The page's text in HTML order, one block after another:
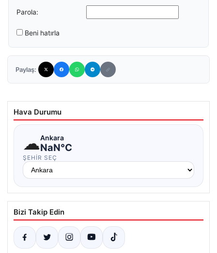
Parola:
Beni hatırla
Paylaş:
Hava Durumu
☁Ankara
NaN°C
ŞEHIR SEÇ
Bizi Takip Edin